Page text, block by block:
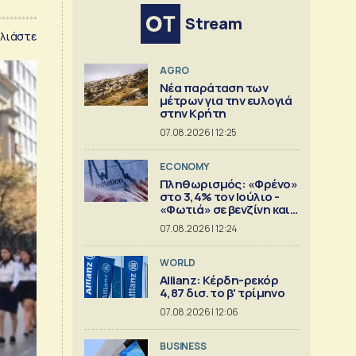
Stream
AGRO
Νέα παράταση των
μέτρων για την ευλογιά
στην Κρήτη
07.08.2026 | 12:25
ECONOMY
Πληθωρισμός: «Φρένο»
στο 3,4% τον Ιούλιο -
«Φωτιά» σε βενζίνη και
diesel
07.08.2026 | 12:24
WORLD
Allianz: Κέρδη-ρεκόρ
4,87 δισ. το β' τρίμηνο
07.08.2026 | 12:06
BUSINESS